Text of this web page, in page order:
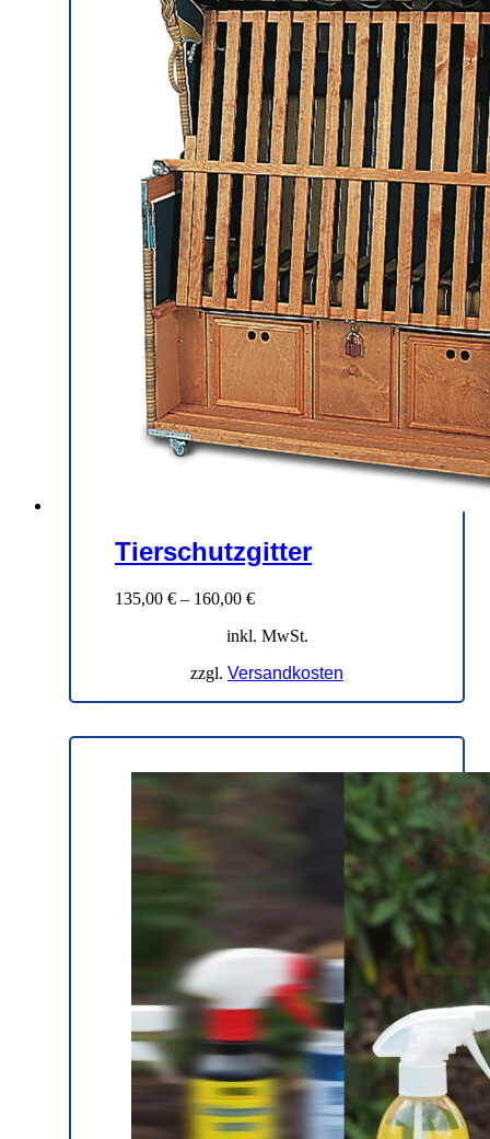
Tierschutzgitter
135,00 € – 160,00 €
inkl. MwSt.
zzgl. Versandkosten